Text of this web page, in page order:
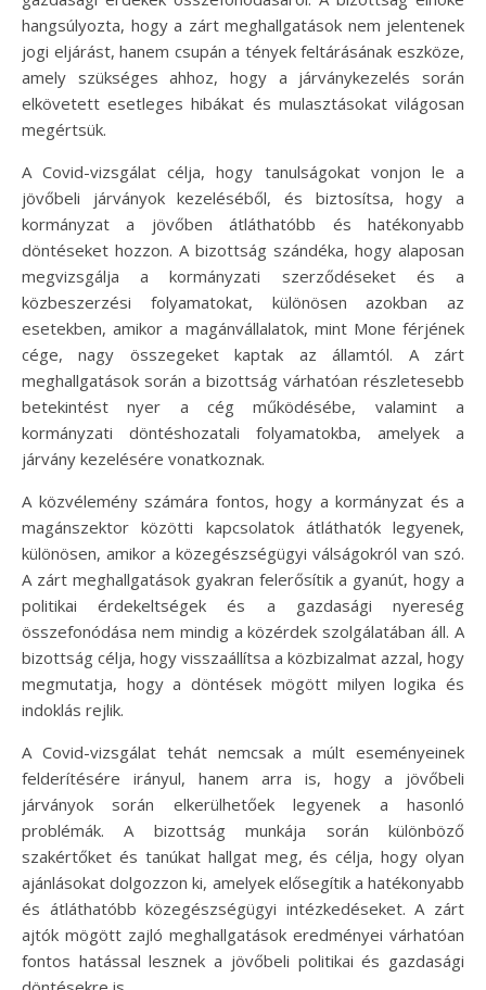
hangsúlyozta, hogy a zárt meghallgatások nem jelentenek
jogi eljárást, hanem csupán a tények feltárásának eszköze,
amely szükséges ahhoz, hogy a járványkezelés során
elkövetett esetleges hibákat és mulasztásokat világosan
megértsük.
A Covid-vizsgálat célja, hogy tanulságokat vonjon le a
jövőbeli járványok kezeléséből, és biztosítsa, hogy a
kormányzat a jövőben átláthatóbb és hatékonyabb
döntéseket hozzon. A bizottság szándéka, hogy alaposan
megvizsgálja a kormányzati szerződéseket és a
közbeszerzési folyamatokat, különösen azokban az
esetekben, amikor a magánvállalatok, mint Mone férjének
cége, nagy összegeket kaptak az államtól. A zárt
meghallgatások során a bizottság várhatóan részletesebb
betekintést nyer a cég működésébe, valamint a
kormányzati döntéshozatali folyamatokba, amelyek a
járvány kezelésére vonatkoznak.
A közvélemény számára fontos, hogy a kormányzat és a
magánszektor közötti kapcsolatok átláthatók legyenek,
különösen, amikor a közegészségügyi válságokról van szó.
A zárt meghallgatások gyakran felerősítik a gyanút, hogy a
politikai érdekeltségek és a gazdasági nyereség
összefonódása nem mindig a közérdek szolgálatában áll. A
bizottság célja, hogy visszaállítsa a közbizalmat azzal, hogy
megmutatja, hogy a döntések mögött milyen logika és
indoklás rejlik.
A Covid-vizsgálat tehát nemcsak a múlt eseményeinek
felderítésére irányul, hanem arra is, hogy a jövőbeli
járványok során elkerülhetőek legyenek a hasonló
problémák. A bizottság munkája során különböző
szakértőket és tanúkat hallgat meg, és célja, hogy olyan
ajánlásokat dolgozzon ki, amelyek elősegítik a hatékonyabb
és átláthatóbb közegészségügyi intézkedéseket. A zárt
ajtók mögött zajló meghallgatások eredményei várhatóan
fontos hatással lesznek a jövőbeli politikai és gazdasági